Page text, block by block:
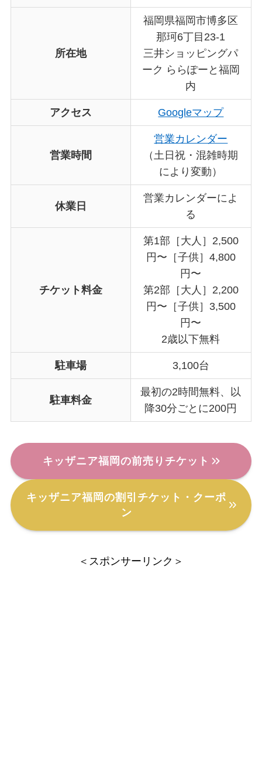
所在地
福岡県福岡市博多区
那珂6丁目23-1
三井ショッピングパ
ーク ららぽーと福岡
内
アクセス Googleマップ
営業時間
営業カレンダー
（土日祝・混雑時期
により変動）
休業日
営業カレンダーによ
る
チケット料金
第1部［大人］2,500
円〜［子供］4,800
円〜
第2部［大人］2,200
円〜［子供］3,500
円〜
2歳以下無料
駐車場 3,100台
駐車料金
最初の2時間無料、以
降30分ごとに200円
キッザニア福岡の前売りチケット
キッザニア福岡の割引チケット・クーポ
ン
＜スポンサーリンク＞